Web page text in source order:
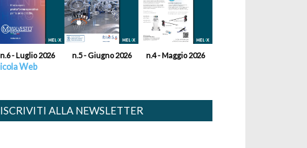
n.6 - Luglio 2026 n.5 - Giugno 2026 n.4 - Maggio 2026
Web
ISCRIVITI ALLA NEWSLETTER